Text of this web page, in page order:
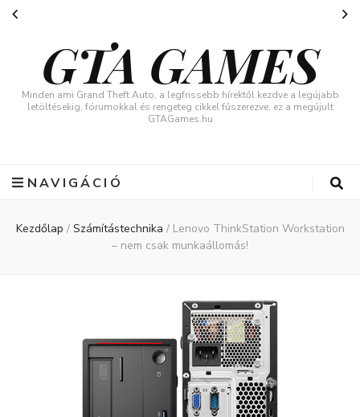
GTA GAMES
Minden ami Grand Theft Auto, a legfrissebb hírektől kezdve a legújabb
letöltésekig, fórumokkal és rengeteg cikkel fűszerezve, ez a megújult
GTAGames.hu
NAVIGÁCIÓ
Kezdőlap / Számítástechnika / Lenovo ThinkStation Workstation
– nem csak munkaállomás!